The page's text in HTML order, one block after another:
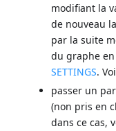
modifiant la
de nouveau
par la suite
du graphe
SETTINGS.
passer un
(non pris en
dans ce cas,